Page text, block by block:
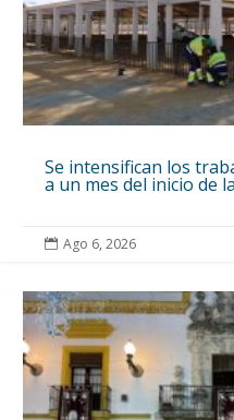
Se intensifican los
a un mes del inicio de
 Ago 6, 2026